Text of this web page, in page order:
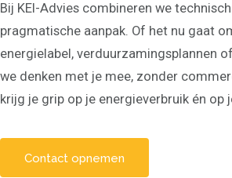
Energie-
Bij KEI-Advies combineren we
pragmatische aanpak. Of het nu gaat
energielabel, verduurzamingsplannen
we denken met je mee, zonder
krijg je grip op je energieverbruik én op
Contact opnemen